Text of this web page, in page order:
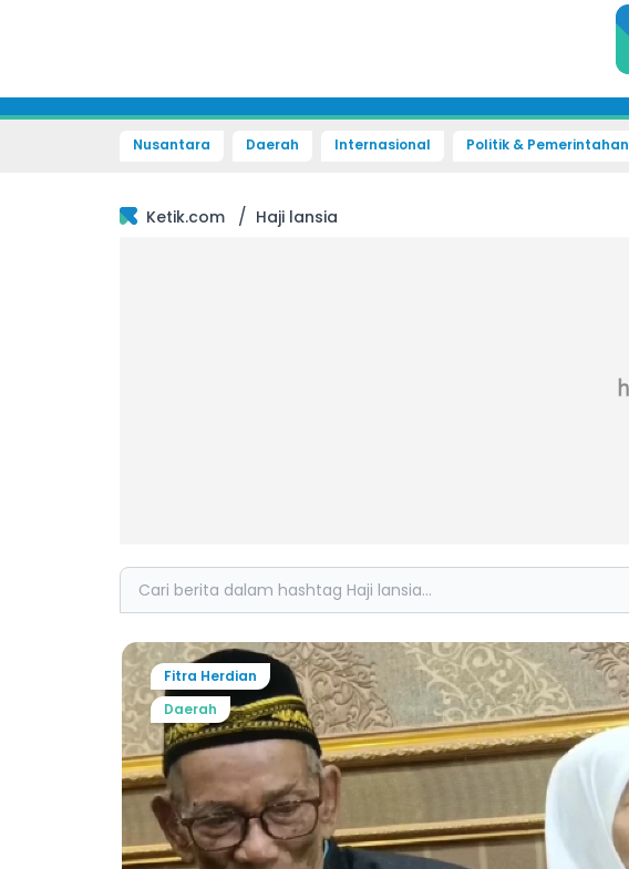
Nusantara Daerah Internasional Politik & Pemerintahan
Ketik.com / Haji lansia
Search
Fitra Herdian
Daerah